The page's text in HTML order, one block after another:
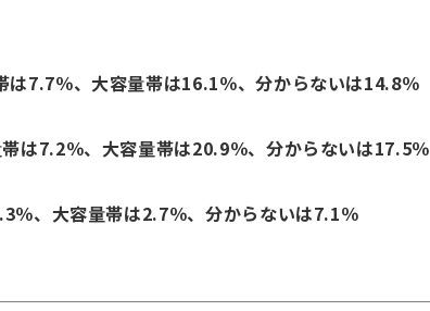
7.7％、大容量帯は16.1％、分からないは14.8％
7.2％、大容量帯は20.9％、分からないは17.5％
、大容量帯は2.7％、分からないは7.1％